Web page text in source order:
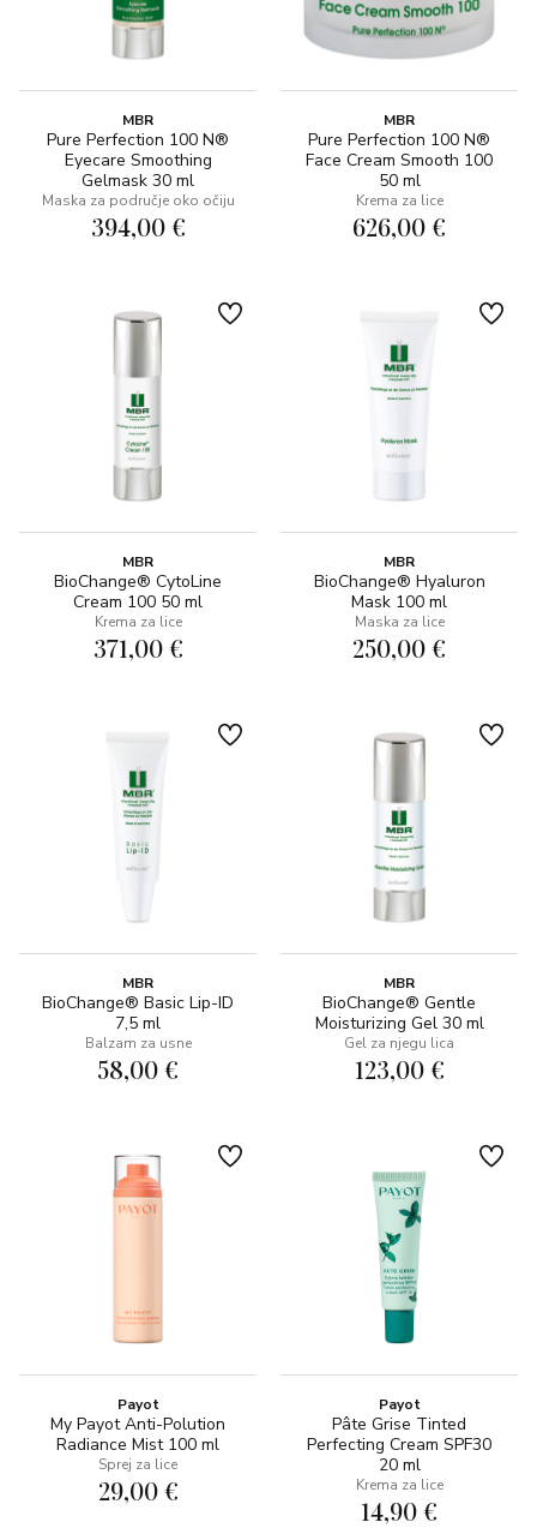
MBR
Pure Perfection 100 N®
Eyecare Smoothing
Gelmask 30 ml
Maska za područje oko očiju
394,00 €
MBR
Pure Perfection 100 N®
Face Cream Smooth 100
50 ml
Krema za lice
626,00 €
MBR
BioChange® CytoLine
Cream 100 50 ml
Krema za lice
371,00 €
MBR
BioChange® Hyaluron
Mask 100 ml
Maska za lice
250,00 €
MBR
BioChange® Basic Lip-ID
7,5 ml
Balzam za usne
58,00 €
MBR
BioChange® Gentle
Moisturizing Gel 30 ml
Gel za njegu lica
123,00 €
Payot
My Payot Anti-Polution
Radiance Mist 100 ml
Sprej za lice
29,00 €
Payot
Pâte Grise Tinted
Perfecting Cream SPF30
20 ml
Krema za lice
14,90 €